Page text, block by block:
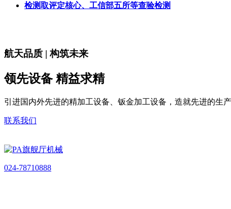
检测取评定核心、工信部五所等查验检测
航天品质 | 构筑未来
领先设备 精益求精
引进国内外先进的精加工设备、钣金加工设备，造就先进的生
联系我们
024-78710888